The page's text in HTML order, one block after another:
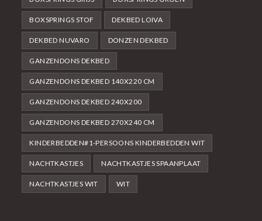
BOXSPRINGS STOF DEKBED LOIVA
DEKBED NUVARO DONZEN DEKBED
GANZENDONS DEKBED
GANZENDONS DEKBED 140X220 CM
GANZENDONS DEKBED 240X200
GANZENDONS DEKBED 270X240 CM
KINDERBEDDEN#1-PERSOONS KINDERBEDDEN WIT
NACHTKASTJES NACHTKASTJES SPAANPLAAT
NACHTKASTJES WIT WIT